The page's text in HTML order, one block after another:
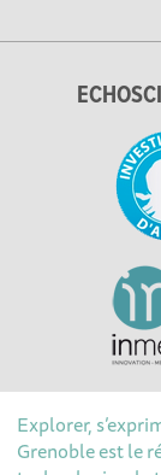
Explorer,
Grenoble est le